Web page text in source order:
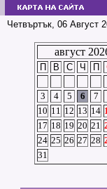
Четвъртък, 06 Август
август
П В С Ч П
3
4 5 6 7
10 11 12 13 14
17 18 19 20 21
24 25 26 27 28
31